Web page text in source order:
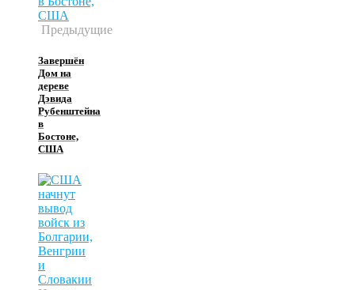
Предыдущие
Завершён
Дом на
дереве
Дэвида
Рубенштейна
в
Бостоне,
США